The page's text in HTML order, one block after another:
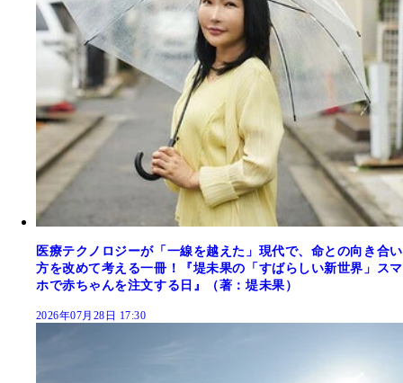
医療テクノロジーが「一線を越えた」現代で、命との向き合い
方を改めて考える一冊！『堤未果の「すばらしい新世界」スマ
ホで赤ちゃんを注文する日』（著：堤未果）
2026年07月28日 17:30